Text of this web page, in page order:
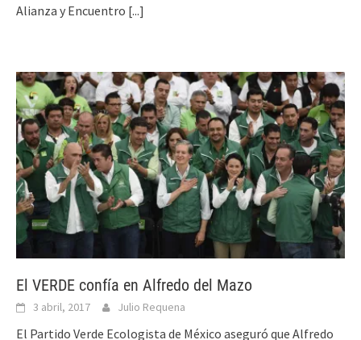
Alianza y Encuentro [...]
El VERDE confía en Alfredo del Mazo
3 abril, 2017 Julio Requena
El Partido Verde Ecologista de México aseguró que Alfredo